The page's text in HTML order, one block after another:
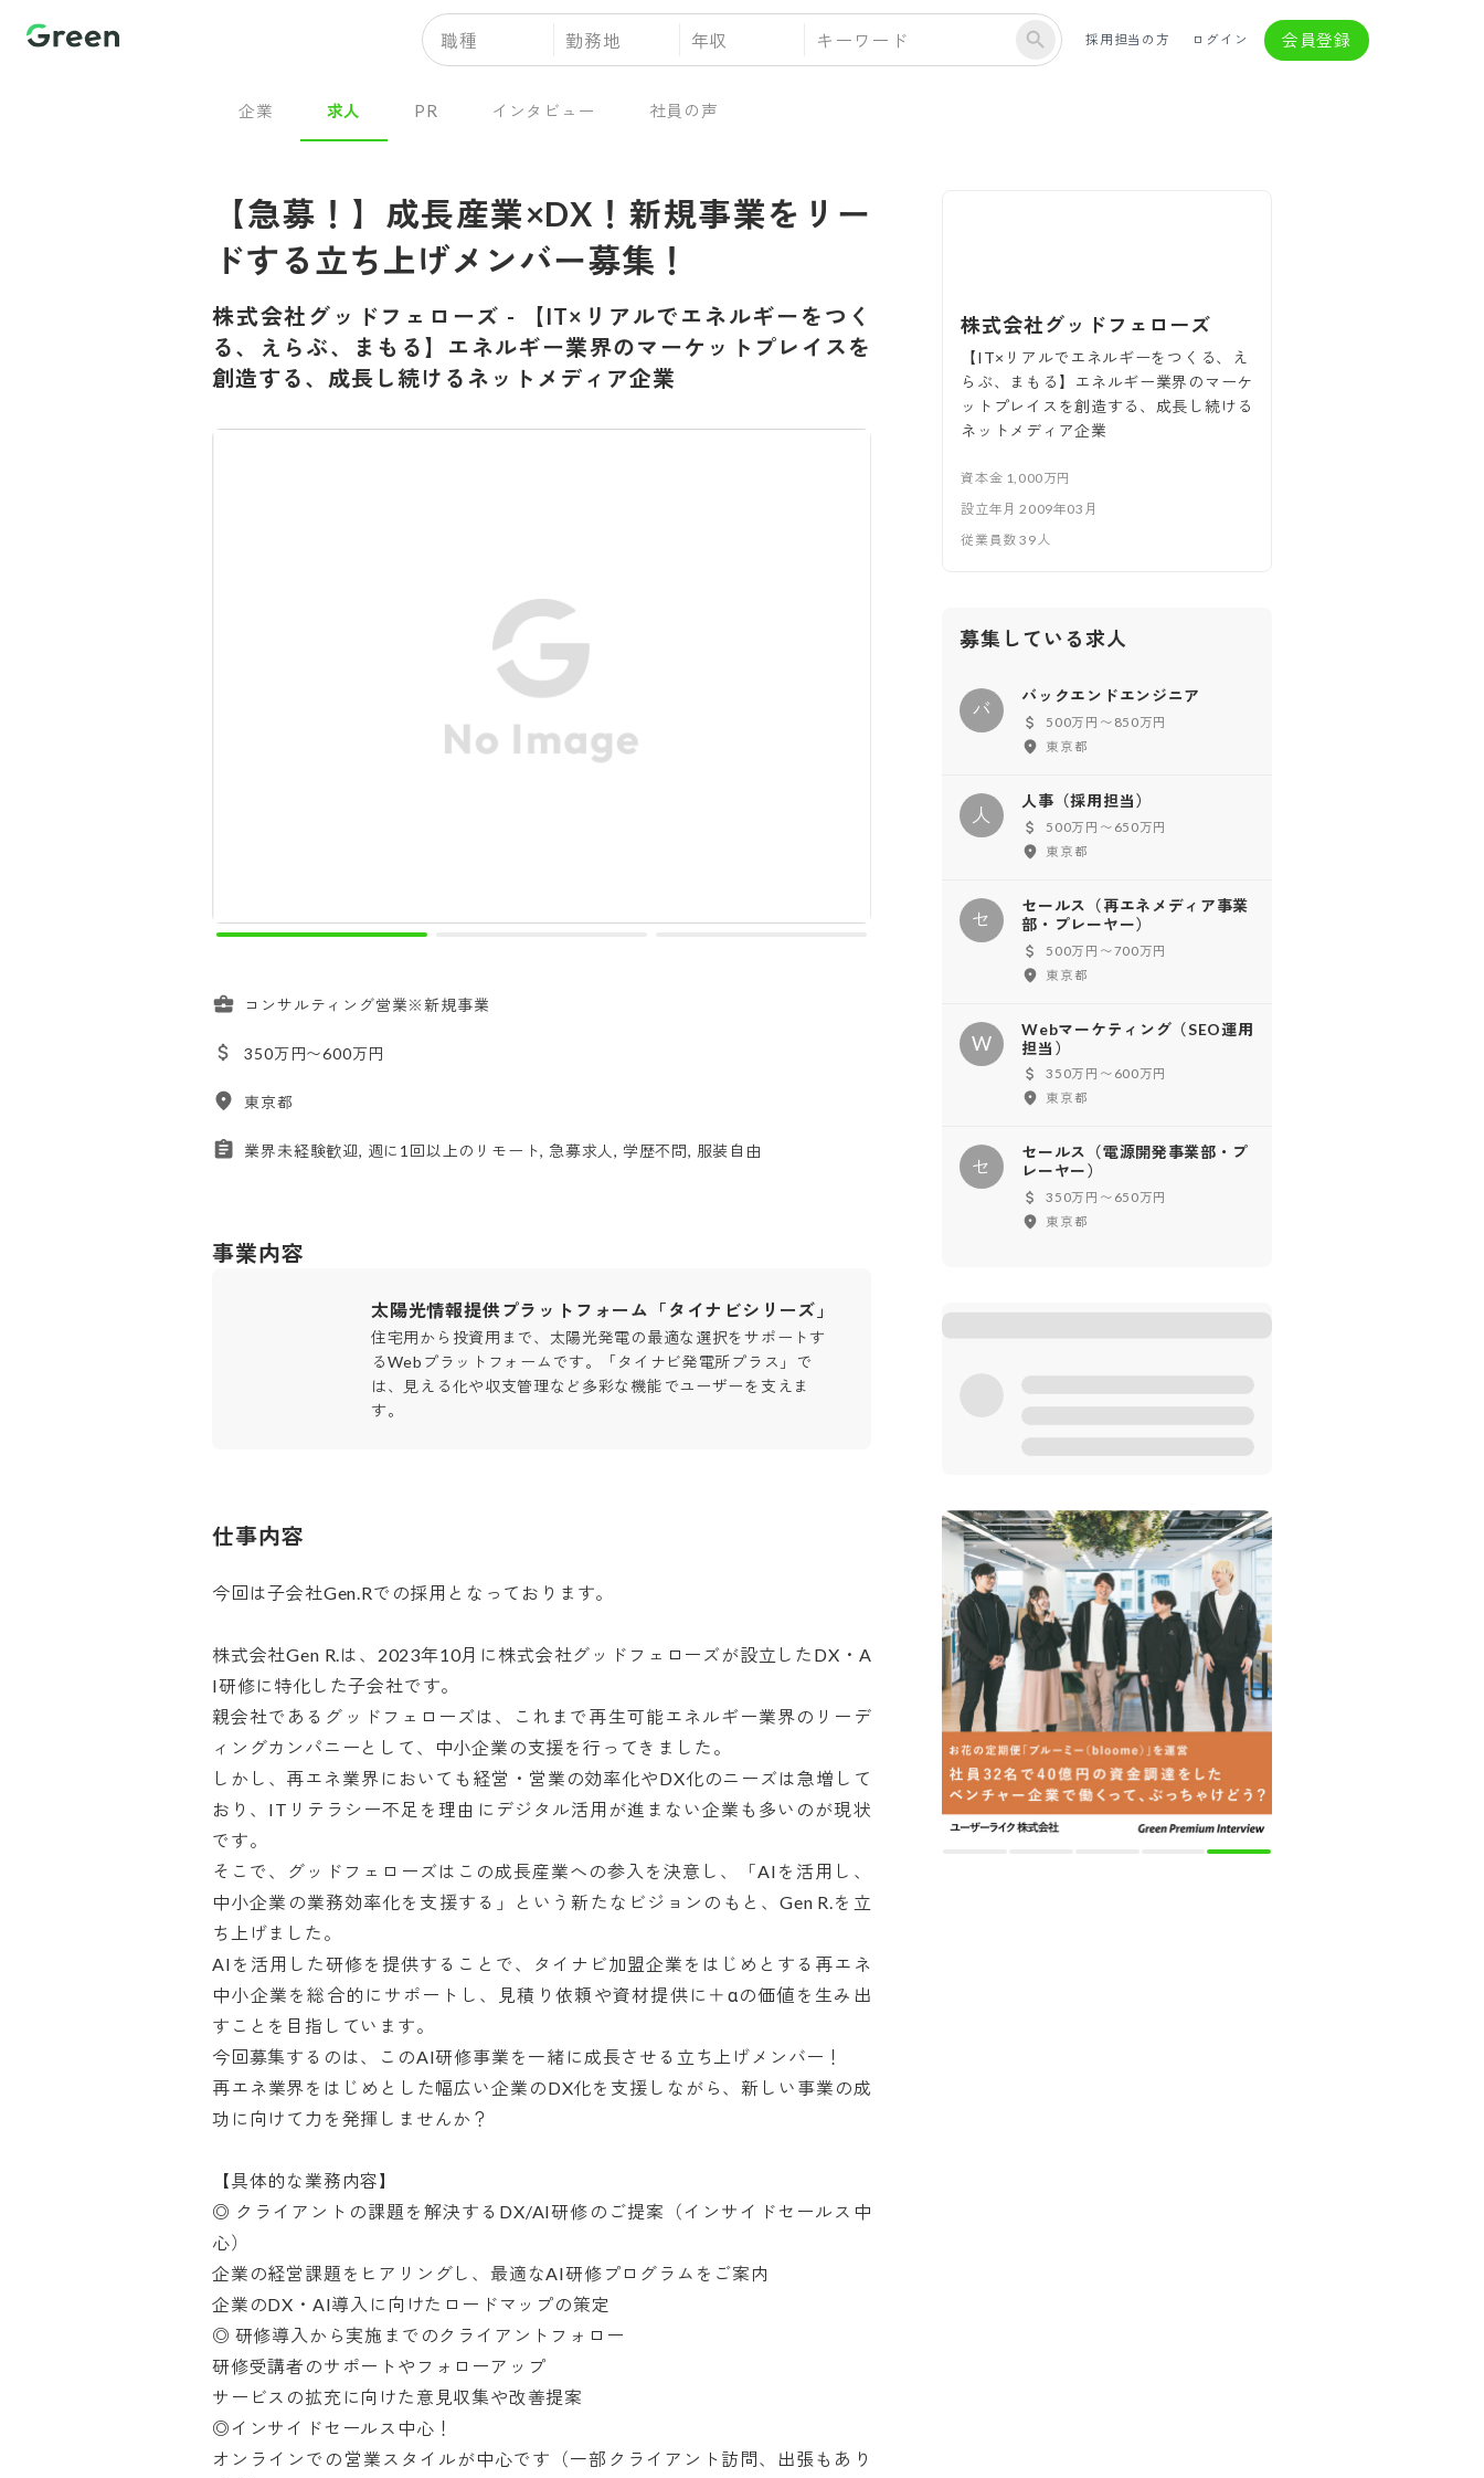
職種 勤務地 年収 採用担当の方 ログイン 会員登録
企業 求人 PR インタビュー 社員の声
【急募！】成長産業×DX！新規事業をリー
ドする立ち上げメンバー募集！
株式会社グッドフェローズ -
【IT×リアルでエネルギーをつく
る、えらぶ、まもる】エネルギー業界のマーケットプレイスを
創造する、成長し続けるネットメディア企業
コンサルティング営業※新規事業
350万円〜600万円
東京都
業界未経験歓迎, 週に1回以上のリモート, 急募求人, 学歴不問, 服装自由
事業内容
太陽光情報提供プラットフォーム「タイナビシリーズ」
住宅用から投資用まで、太陽光発電の最適な選択をサポートす
るWebプラットフォームです。「タイナビ発電所プラス」で
は、見える化や収支管理など多彩な機能でユーザーを支えま
す。
仕事内容
今回は子会社Gen.Rでの採用となっております。
株式会社Gen R.は、2023年10月に株式会社グッドフェローズが設立したDX・A
I研修に特化した子会社です。
親会社であるグッドフェローズは、これまで再生可能エネルギー業界のリーデ
ィングカンパニーとして、中小企業の支援を行ってきました。
しかし、再エネ業界においても経営・営業の効率化やDX化のニーズは急増して
おり、ITリテラシー不足を理由にデジタル活用が進まない企業も多いのが現状
です。
そこで、グッドフェローズはこの成長産業への参入を決意し、「AIを活用し、
中小企業の業務効率化を支援する」という新たなビジョンのもと、Gen R.を立
ち上げました。
AIを活用した研修を提供することで、タイナビ加盟企業をはじめとする再エネ
中小企業を総合的にサポートし、見積り依頼や資材提供に＋αの価値を生み出
すことを目指しています。
今回募集するのは、このAI研修事業を一緒に成長させる立ち上げメンバー！
再エネ業界をはじめとした幅広い企業のDX化を支援しながら、新しい事業の成
功に向けて力を発揮しませんか？
【具体的な業務内容】
◎ クライアントの課題を解決するDX/AI研修のご提案（インサイドセールス中
心）
企業の経営課題をヒアリングし、最適なAI研修プログラムをご案内
企業のDX・AI導入に向けたロードマップの策定
◎ 研修導入から実施までのクライアントフォロー
研修受講者のサポートやフォローアップ
サービスの拡充に向けた意見収集や改善提案
◎インサイドセールス中心！
オンラインでの営業スタイルが中心です（一部クライアント訪問、出張もあり
株式会社グッドフェローズ
【IT×リアルでエネルギーをつくる、え
らぶ、まもる】エネルギー業界のマーケ
ットプレイスを創造する、成長し続ける
ネットメディア企業
資本金 1,000万円
設立年月 2009年03月
従業員数39 人
募集している求人
バ
バックエンドエンジニア
500万円〜850万円
東京都
人
人事（採用担当）
500万円〜650万円
東京都
セ
セールス（再エネメディア事業
部・プレーヤー）
500万円〜700万円
東京都
W
Webマーケティング（SEO運用
担当）
350万円〜600万円
東京都
セ
セールス（電源開発事業部・プ
レーヤー）
350万円〜650万円
東京都